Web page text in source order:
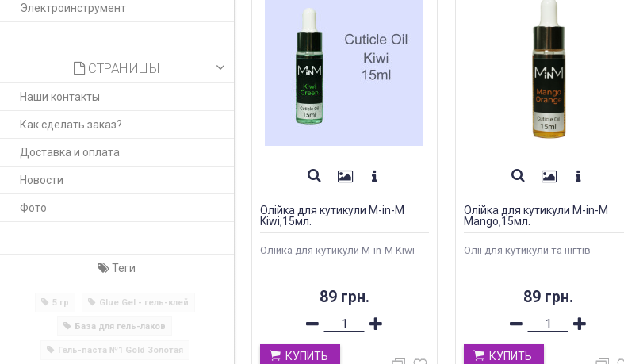
Электроинструмент
СТРАНИЦЫ
Наши контакты
Как сделать заказ?
Доставка и оплата
Новости
Фото
Теги
5 гр Glue Gel - гель-клей
База для гель-лаков
Гель-паста №1 Gold Золотая
Олійка для кутикули M-in-M
Kiwi,15мл.
Олійка для кутикули M-in-M Kiwi
89 грн.
КУПИТЬ
Олійка для кутикули M-in-M
Mango,15мл.
Олії для кутикули та нігтів
89 грн.
КУПИТЬ